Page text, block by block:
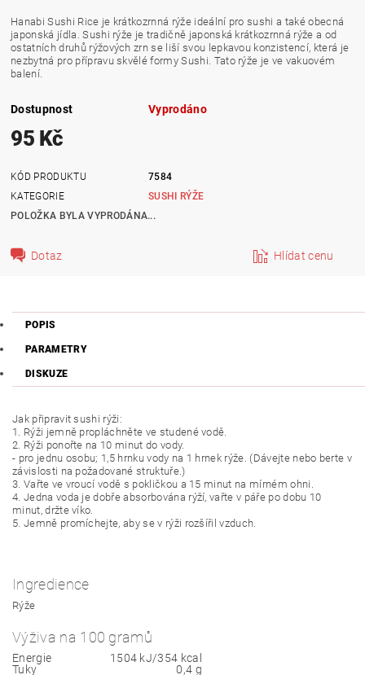
Hanabi Sushi Rice je krátkozrnná rýže ideální pro sushi a také obecná
japonská jídla. Sushi rýže je tradičně japonská krátkozrnná rýže a od
ostatních druhů rýžových zrn se liší svou lepkavou konzistencí, která je
nezbytná pro přípravu skvělé formy Sushi. Tato rýže je ve vakuovém
balení.
Dostupnost Vyprodáno
95 Kč
KÓD PRODUKTU
7584
KATEGORIE
SUSHI RÝŽE
POLOŽKA BYLA VYPRODÁNA...
Dotaz Hlídat cenu
POPIS
PARAMETRY
DISKUZE
Jak připravit sushi rýži:
1. Rýži jemně propláchněte ve studené vodě.
2. Rýži ponořte na 10 minut do vody.
- pro jednu osobu; 1,5 hrnku vody na 1 hrnek rýže. (Dávejte nebo berte v
závislosti na požadované struktuře.)
3. Vařte ve vroucí vodě s pokličkou a 15 minut na mírném ohni.
4. Jedna voda je dobře absorbována rýží, vařte v páře po dobu 10
minut, držte víko.
5. Jemně promíchejte, aby se v rýži rozšířil vzduch.
Ingredience
Rýže
Výživa na 100 gramů
Energie
1504 kJ/354 kcal
Tuky
0,4 g